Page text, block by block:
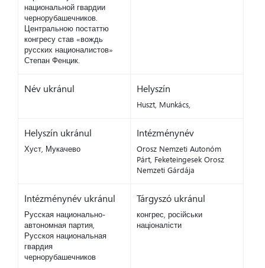
национальной гвардии
чернорубашечников.
Центральною постаттю
конгресу став «вождь
русских националистов»
Степан Фенцик.
Név ukránul Helyszín
Huszt, Munkács,
Helyszín ukránul
Хуст, Мукачево
Intézménynév
Orosz Nemzeti Autonóm
Párt, Feketeingesek Orosz
Nemzeti Gárdája
Intézménynév ukránul
Русская национально-
автономная партия,
Русскоя национальная
гвардия
чернорубашечников
Tárgyszó ukránul
конгрес, російськи
націоналісти